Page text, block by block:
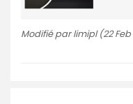
Modifié par limipl (22 Feb